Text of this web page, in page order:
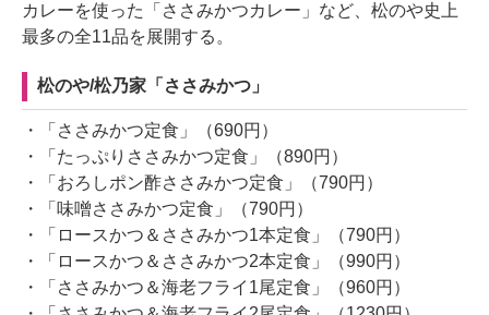
カレーを使った「ささみかつカレー」など、松のや史上
最多の全11品を展開する。
松のや/松乃家「ささみかつ」
・「ささみかつ定食」（690円）
・「たっぷりささみかつ定食」（890円）
・「おろしポン酢ささみかつ定食」（790円）
・「味噌ささみかつ定食」（790円）
・「ロースかつ＆ささみかつ1本定食」（790円）
・「ロースかつ＆ささみかつ2本定食」（990円）
・「ささみかつ＆海老フライ1尾定食」（960円）